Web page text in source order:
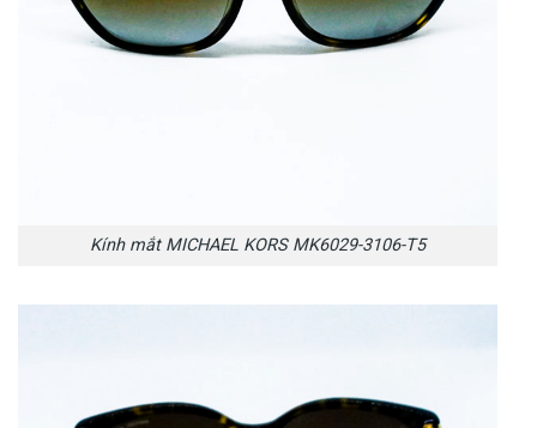
Kính mắt MICHAEL KORS MK6029-3106-T5